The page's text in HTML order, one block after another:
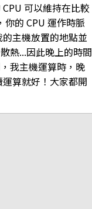
可以維持在比較
你的 CPU 運作時脈
主機放置的地點並
熱...因此晚上的時間
我主機運算時，晚
算就好！大家都開